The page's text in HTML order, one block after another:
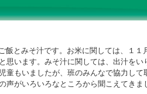
とみそ汁です。お米に関しては、１１
思います。みそ汁に関しては、出汁をい
童もいましたが、班のみんなで協力して
声がいろいろなところから聞こえてきま